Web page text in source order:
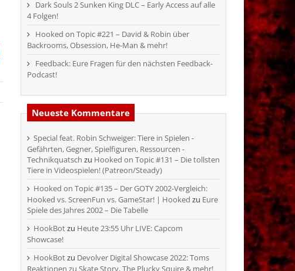
Dark Souls 2 Sunken King DLC – Early Access auf alle
4 Folgen!
Hooked on Topic #221 – David & Robin über
Backrooms, Obsession, He-Man & mehr!
Feedback: Eure Fragen für den nächsten Feedback-
Podcast!
Neueste Kommentare
Special feat. Robin Schweiger: Tiere in Spielen -
Gefährten, Gegner, Spielfiguren, Ressourcen -
Technikquatsch zu Hooked on Topic #131 – Die tollsten
Tiere in Videospielen! (Patreon/Steady)
Hooked on Topic #135 – Der GOTY 2002-Vergleich:
Hooked vs. ScreenFun vs. GameStar! | Hooked zu Eure
Spiele des Jahres 2002 – Die Tabelle
HookBotzu Heute 23:55 Uhr LIVE: Capcom
Showcase!
HookBotzu Devolver Digital Showcase 2022: Toms
Reaktionen zu Skate Story, The Plucky Squire & mehr!